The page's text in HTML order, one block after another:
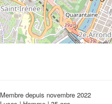
Membre depuis novembre 2022